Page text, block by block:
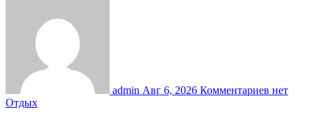
admin Авг 6, 2026 Комментариев нет
Отдых